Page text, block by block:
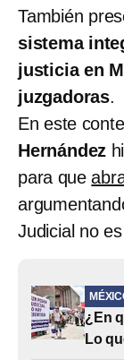
También
sistema
justicia en
juzgadoras.
En este
Hernández
para que
Judicial no
¿En
Lo